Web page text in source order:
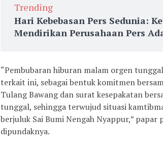
Trending
Hari Kebebasan Pers Sedunia:
Mendirikan Perusahaan Pers
“Pembubaran hiburan malam orgen
terkait ini, sebagai bentuk komitmen
Tulang Bawang dan surat kesepakatan
tunggal, sehingga terwujud situasi
berjuluk Sai Bumi Nengah Nyappur,”
dipundaknya.